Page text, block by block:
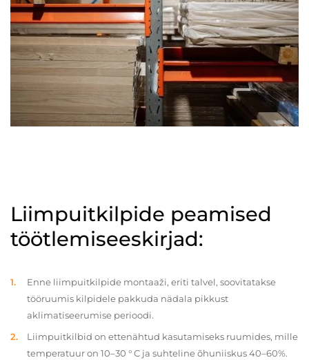
Liimpuitkilpide peamised
töötlemiseeskirjad:
Enne liimpuitkilpide montaaži, eriti talvel, soovitatakse
tööruumis kilpidele pakkuda nädala pikkust
aklimatiseerumise perioodi.
Liimpuitkilbid on ettenähtud kasutamiseks ruumides, mille
temperatuur on 10–30 ° C ja suhteline õhuniiskus 40–60%.